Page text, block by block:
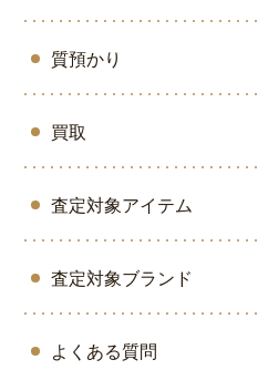
質預かり
買取
査定対象アイテム
査定対象ブランド
よくある質問